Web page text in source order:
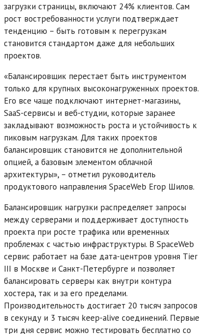
загрузки страницы, включают 24% клиентов. Сам
рост востребованности услуги подтверждает
тенденцию – быть готовым к перегрузкам
становится стандартом даже для небольших
проектов.
«Балансировщик перестает быть инструментом
только для крупных высоконагруженных проектов.
Его все чаще подключают интернет-магазины,
SaaS-сервисы и веб-студии, которые заранее
закладывают возможность роста и устойчивость к
пиковым нагрузкам. Для таких проектов
балансировщик становится не дополнительной
опцией, а базовым элементом облачной
архитектуры», – отметил руководитель
продуктового направления SpaceWeb Егор Шилов.
Балансировщик нагрузки распределяет запросы
между серверами и поддерживает доступность
проекта при росте трафика или временных
проблемах с частью инфраструктуры. В SpaceWeb
сервис работает на базе дата-центров уровня Tier
III в Москве и Санкт-Петербурге и позволяет
балансировать серверы как внутри контура
хостера, так и за его пределами.
Производительность достигает 20 тысяч запросов
в секунду и 3 тысяч keep-alive соединений. Первые
три дня сервис можно тестировать бесплатно со